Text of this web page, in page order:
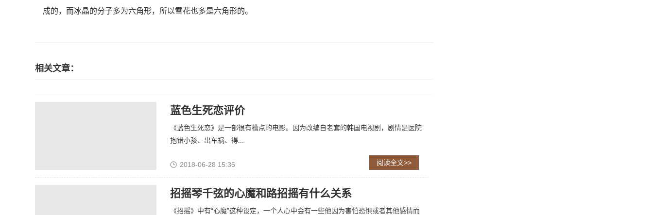
成的，而冰晶的分子多为六角形，所以雪花也多是六角形的。
相关文章：
蓝色生死恋评价
《蓝色生死恋》是一部很有槽点的电影。因为改编自老套的韩国电视剧，剧情是医院
抱错小孩、出车祸、得...
2018-06-28 15:36 阅读全文>>
招摇琴千弦的心魔和路招摇有什么关系
《招摇》中有“心魔”这种设定，一个人心中会有一些他因为害怕恐惧或者其他感情而